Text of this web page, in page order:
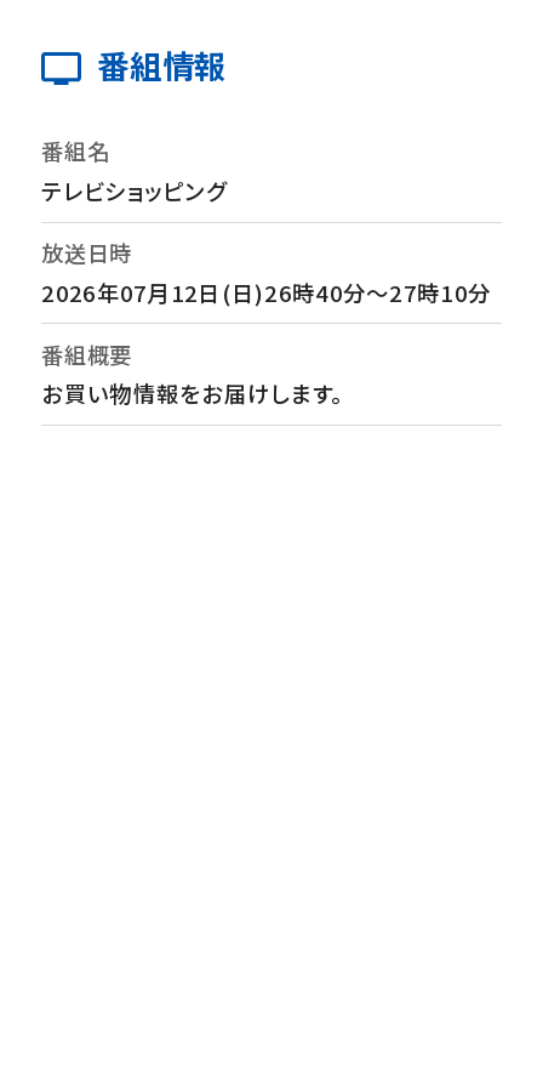
番組情報
番組名
テレビショッピング
放送日時
2026年07月12日(日)26時40分～27時10分
番組概要
お買い物情報をお届けします。